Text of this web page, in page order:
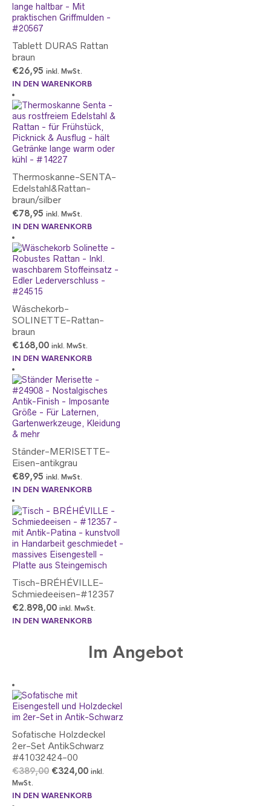
Tablett DURAS Rattan
braun
€26,95 inkl. MwSt.
IN DEN WARENKORB
Thermoskanne-SENTA-
Edelstahl&Rattan-
braun/silber
€78,95 inkl. MwSt.
IN DEN WARENKORB
Wäschekorb-
SOLINETTE-Rattan-
braun
€168,00 inkl. MwSt.
IN DEN WARENKORB
Ständer-MERISETTE-
Eisen-antikgrau
€89,95 inkl. MwSt.
IN DEN WARENKORB
Tisch-BRÉHÉVILLE-
Schmiedeeisen-#12357
€2.898,00 inkl. MwSt.
IN DEN WARENKORB
Im Angebot
Sofatische Holzdeckel
2er-Set AntikSchwarz
#41032424-00
€389,00 Ursprünglicher
war:
€324,00Aktueller
ist:
inkl.
MwSt.
IN DEN WARENKORB